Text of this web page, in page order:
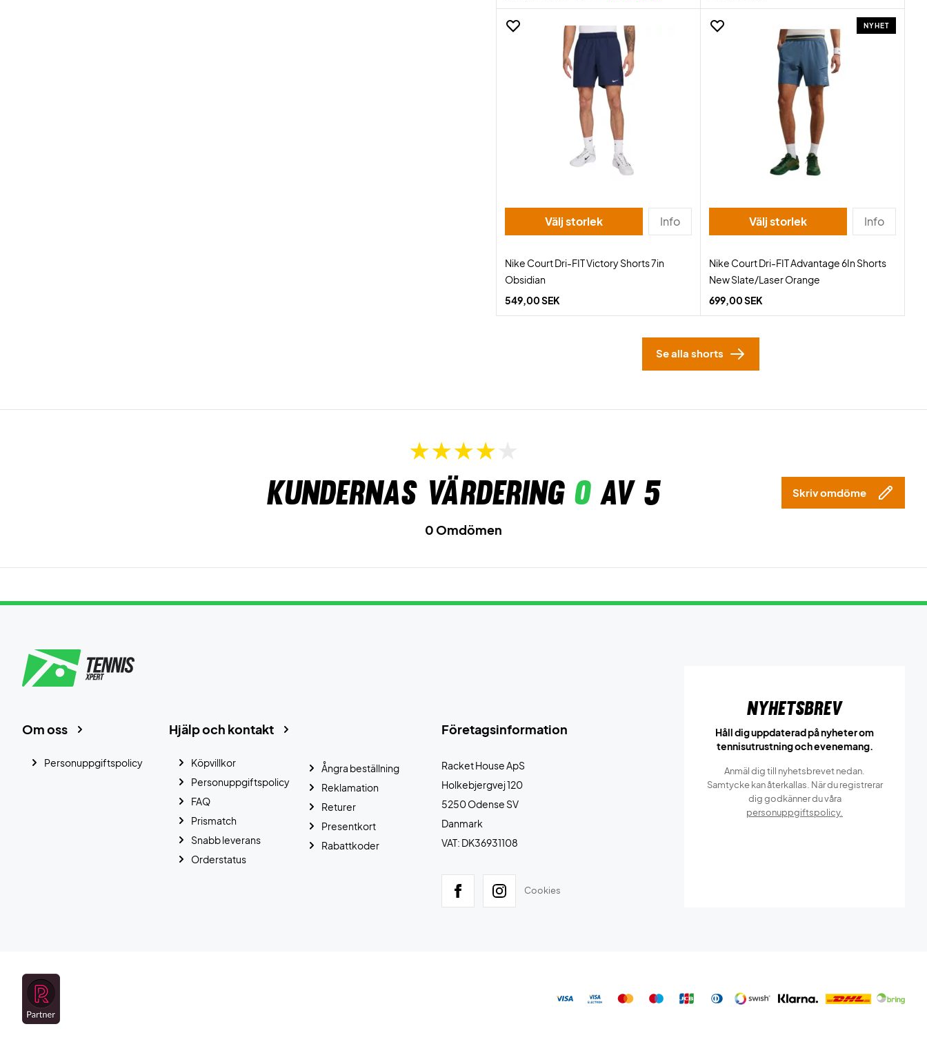
Välj storlek Info
Nike Court Dri-FIT Victory Shorts 7in
Obsidian
549,00 SEK
NYHET
Välj storlek Info
Nike Court Dri-FIT Advantage 6In Shorts
New Slate/Laser Orange
699,00 SEK
Se alla shorts
Kundernas värdering 0av 5 Skriv omdöme
0 Omdömen
Företagsinformation
Racket House ApS
Holkebjergvej 120
5250 Odense SV
Danmark
VAT: DK36931108
Cookies
Hjälp och kontakt
Köpvillkor
Personuppgiftspolicy
FAQ
Prismatch
Snabb leverans
Orderstatus
Ångra beställning
Reklamation
Returer
Presentkort
Rabattkoder
Om oss
Personuppgiftspolicy
Nyhetsbrev
Håll dig uppdaterad på nyheter om
tennisutrustning och evenemang.
Anmäl dig till nyhetsbrevet nedan.
Samtycke kan återkallas. När du registrerar
dig godkänner du våra
personuppgiftspolicy.